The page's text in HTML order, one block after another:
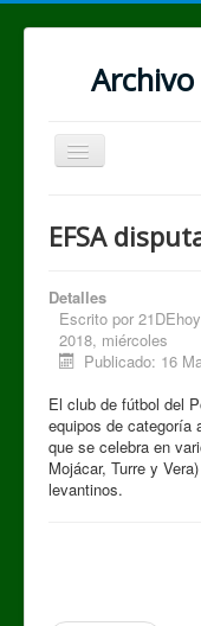
Cambiar
navegación
EFSA
Detalles
Escrito por
2018, miércoles
Publicado: 16
El club de fútbol del
equipos de categoría
que se celebra en
Mojácar, Turre y
levantinos.